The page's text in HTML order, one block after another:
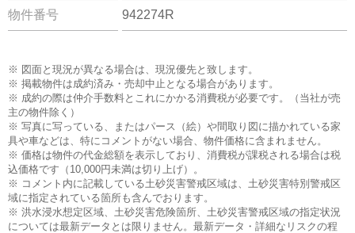
物件番号 942274R
※ 図面と現況が異なる場合は、現況優先と致します。
※ 掲載物件は成約済み・売却中止となる場合があります。
※ 成約の際は仲介手数料とこれにかかる消費税が必要です。（当社が売
主の物件除く）
※ 写真に写っている、またはパース（絵）や間取り図に描かれている家
具や車などは、特にコメントがない場合、物件価格に含まれません。
※ 価格は物件の代金総額を表示しており、消費税が課税される場合は税
込価格です（10,000円未満は切り上げ）。
※ コメント内に記載している土砂災害警戒区域は、土砂災害特別警戒区
域に指定されている箇所も含んでおります。
※ 洪水浸水想定区域、土砂災害危険箇所、土砂災害警戒区域の指定状況
については最新データとは限りません。最新データ・詳細なリスクの程